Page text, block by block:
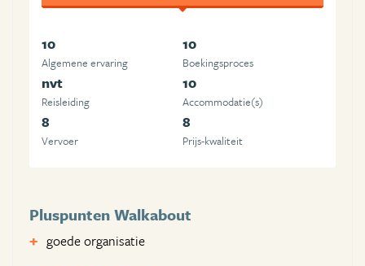
10
Algemene ervaring
10
Boekingsproces
nvt
Reisleiding
10
Accommodatie(s)
8
Vervoer
8
Prijs-kwaliteit
Pluspunten Walkabout
goede organisatie